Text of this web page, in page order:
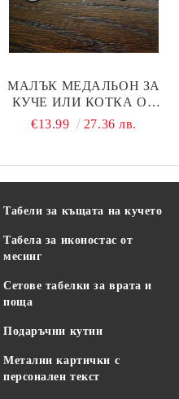
МАЛЪК МЕДАЛЬОН ЗА
КУЧЕ ИЛИ КОТКА ОТ
СТОМАНА МОДЕЛ М54
€13.99 27.36 лв.
Табели за къщата на кучето
Табела за иконостас от
месинг
Сетове табелки за врата и
поща
Подаръчни кутии
Метални картички с
персонален текст